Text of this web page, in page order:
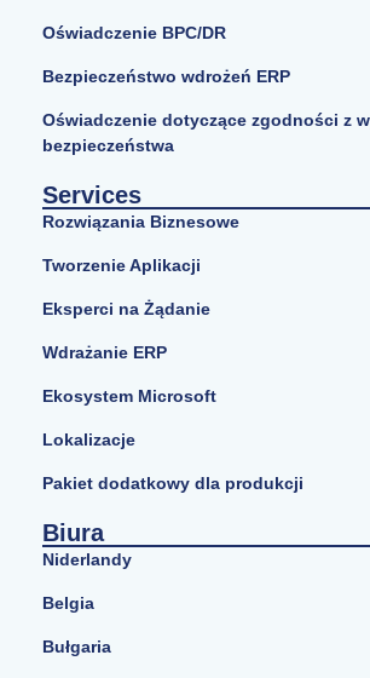
Oświadczenie BPC/DR
Bezpieczeństwo wdrożeń ERP
Oświadczenie dotyczące zgodności z
bezpieczeństwa
Services
Rozwiązania Biznesowe
Tworzenie Aplikacji
Eksperci na Żądanie
Wdrażanie ERP
Ekosystem Microsoft
Lokalizacje
Pakiet dodatkowy dla produkcji
Biura
Niderlandy
Belgia
Bułgaria